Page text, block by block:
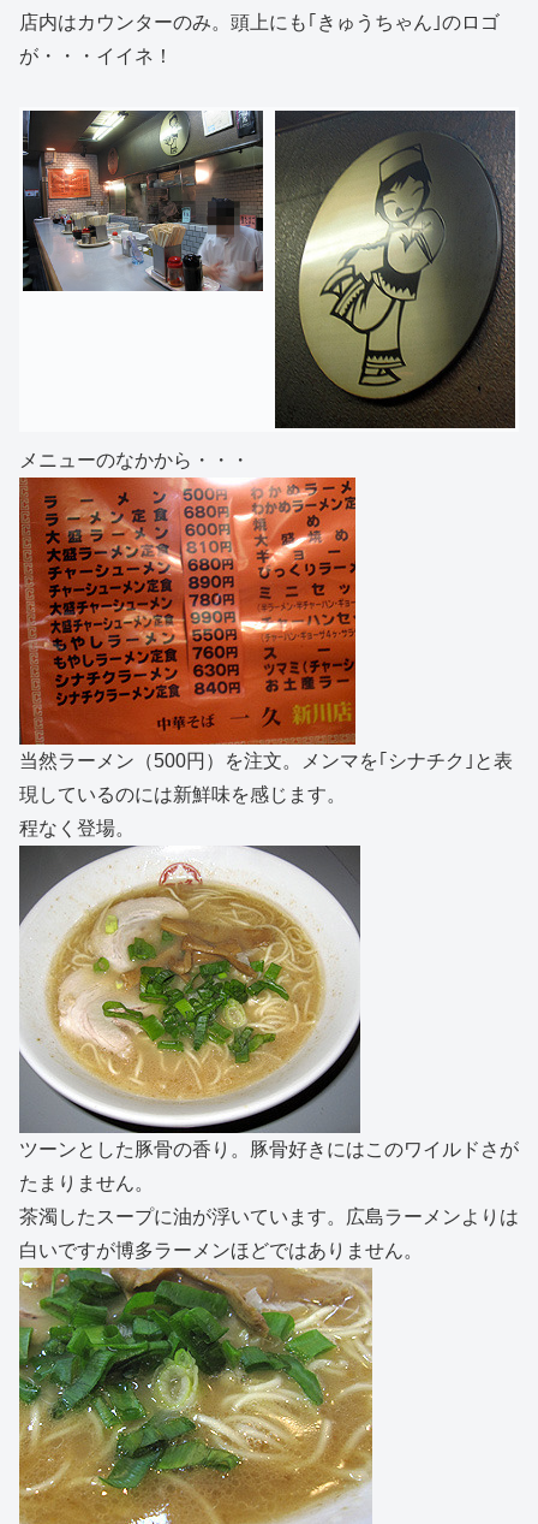
店内はカウンターのみ。頭上にも｢きゅうちゃん｣のロゴ
が・・・イイネ！
メニューのなかから・・・
当然ラーメン（500円）を注文。メンマを｢シナチク｣と表
現しているのには新鮮味を感じます。
程なく登場。
ツーンとした豚骨の香り。豚骨好きにはこのワイルドさが
たまりません。
茶濁したスープに油が浮いています。広島ラーメンよりは
白いですが博多ラーメンほどではありません。